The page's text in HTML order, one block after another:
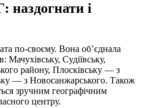
наздогнати і
по-своєму. Вона об’єднала
Мачухівську, Судіївську,
району, Плосківську — з
— з Новосанжарського. Також
зручним географічним
центру.